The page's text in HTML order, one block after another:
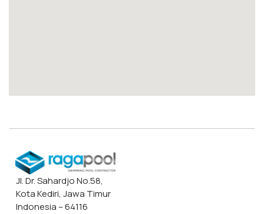
Jl. Dr. Sahardjo No.58,
Kota Kediri, Jawa Timur
Indonesia – 64116